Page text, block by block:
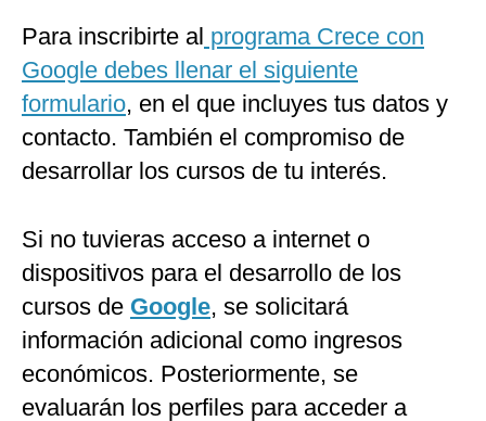
Para inscribirte al programa Crece con
Google debes llenar el siguiente
formulario, en el que incluyes tus datos y
contacto. También el compromiso de
desarrollar los cursos de tu interés.
Si no tuvieras acceso a internet o
dispositivos para el desarrollo de los
cursos de Google, se solicitará
información adicional como ingresos
económicos. Posteriormente, se
evaluarán los perfiles para acceder a